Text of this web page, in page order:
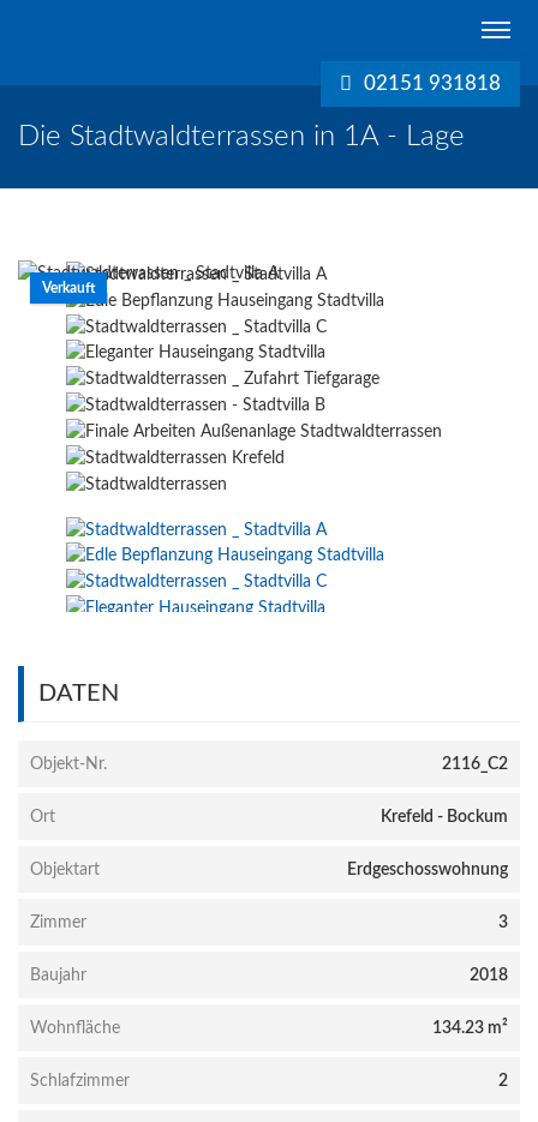
02151 931818
Die Stadtwaldterrassen in 1A - Lage
Verkauft
DATEN
Objekt-Nr. 2116_C2
Ort Krefeld - Bockum
Objektart Erdgeschosswohnung
Zimmer 3
Baujahr 2018
Wohnfläche 134.23 m²
Schlafzimmer 2